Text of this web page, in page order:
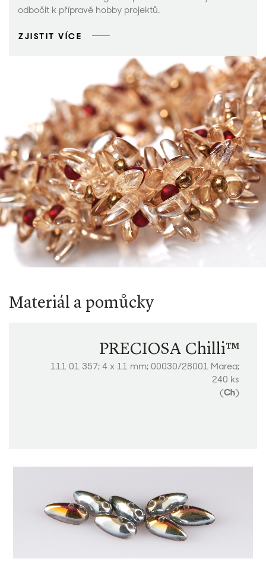
odbočit k přípravě hobby projektů.
ZJISTIT VÍCE
Materiál a pomůcky
PRECIOSA Chilli™
111 01 357; 4 x 11 mm; 00030/28001 Marea;
240 ks
(Ch)